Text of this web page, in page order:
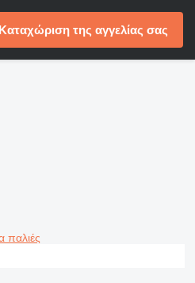
Καταχώριση της αγγελίας σας